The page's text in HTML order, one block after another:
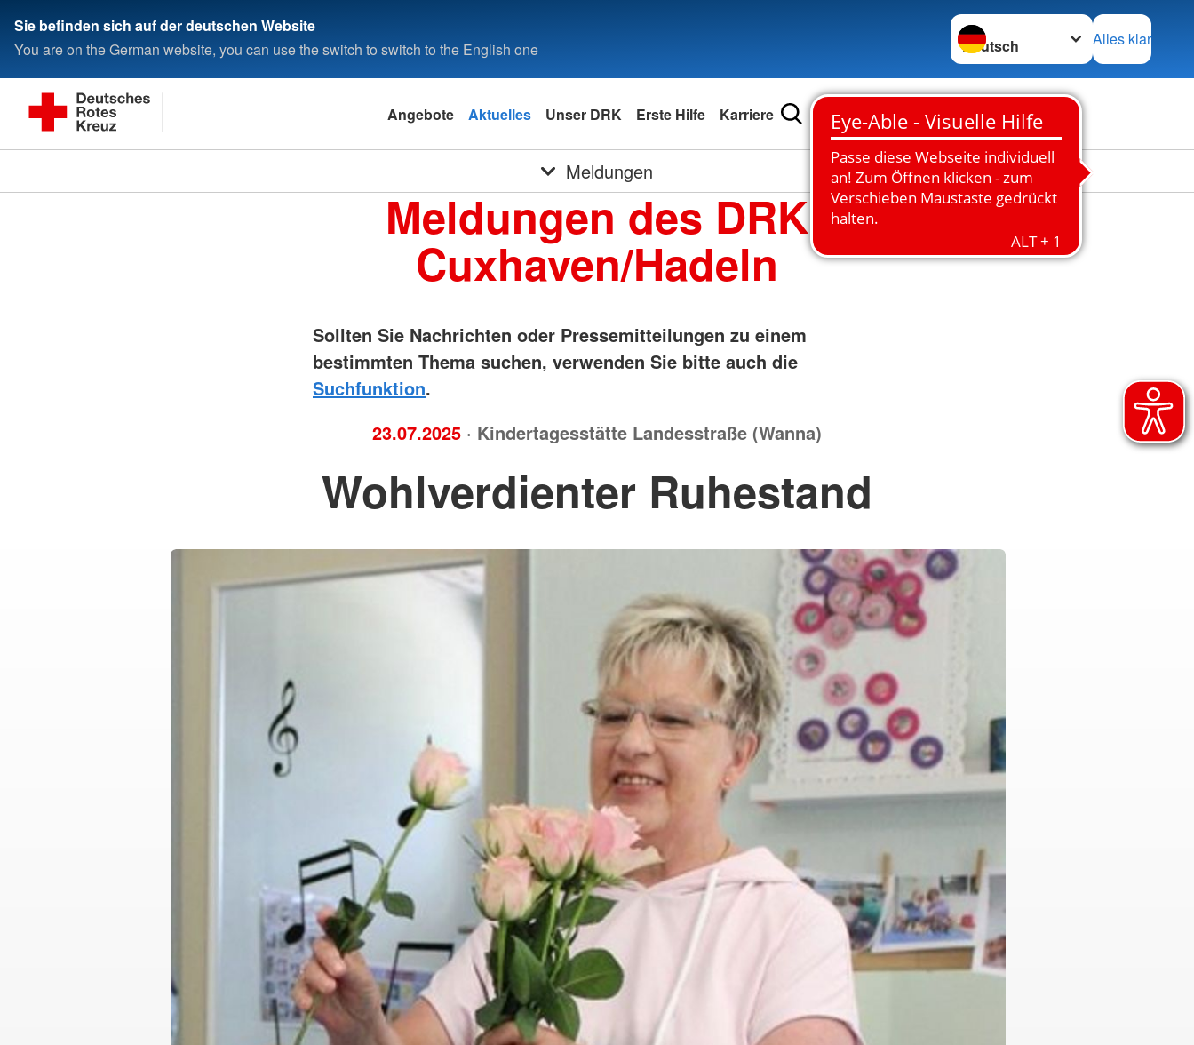
Sie befinden sich auf der deutschen Website
You are on the German website, you can use the switch to switch to the English one
Sprache wechseln zu
Alles klar
Angebote Aktuelles Unser DRK Erste Hilfe Karriere
Meldungen
Meldungen des DRK
Cuxhaven/Hadeln
Sollten Sie Nachrichten oder Pressemitteilungen zu einem
bestimmten Thema suchen, verwenden Sie bitte auch die
Suchfunktion.
23.07.2025 · Kindertagesstätte Landesstraße (Wanna)
Wohlverdienter Ruhestand